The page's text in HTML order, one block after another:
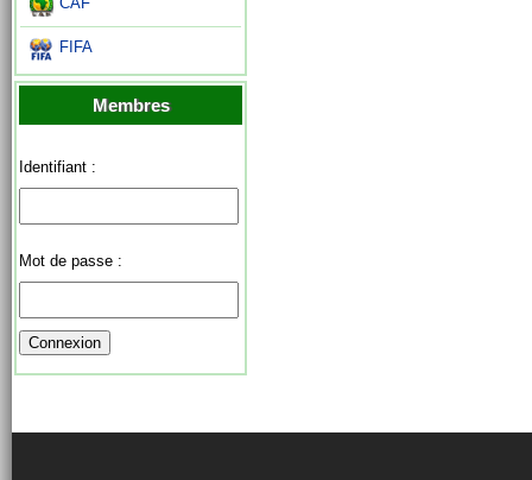
FIFA
Membres
Identifiant :
Mot de passe :